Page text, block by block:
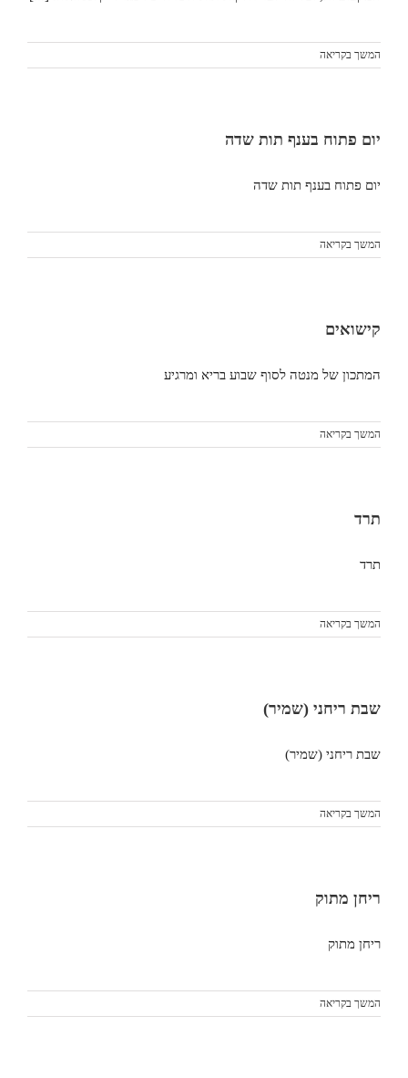
המשך בקריאה
יום פתוח בענף תות שדה
יום פתוח בענף תות שדה
המשך בקריאה
קישואים
המתכון של מנטה לסוף שבוע בריא ומרגיע
המשך בקריאה
תרד
תרד
המשך בקריאה
שבת ריחני (שמיר)
שבת ריחני (שמיר)
המשך בקריאה
ריחן מתוק
ריחן מתוק
המשך בקריאה